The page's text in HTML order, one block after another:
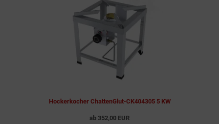
Hockerkocher ChattenGlut-CK404305 5 KW
ab 352,00 EUR